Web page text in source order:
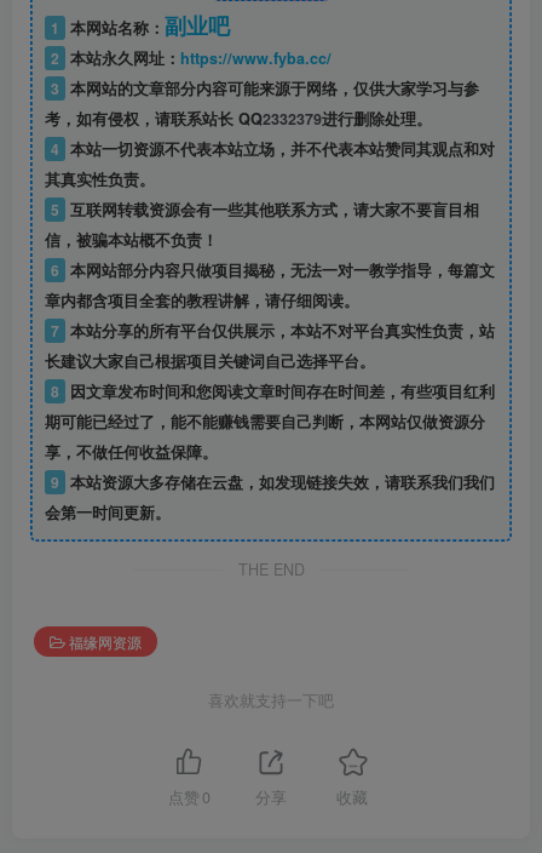
1 本网站名称： 副业吧
2 本站永久网址： https://www.fyba.cc/
3 本网站的文章部分内容可能来源于网络，仅供大家学习与参
考，如有侵权，请联系站长 QQ2332379进行删除处理。
4 本站一切资源不代表本站立场，并不代表本站赞同其观点和对
其真实性负责。
5 互联网转载资源会有一些其他联系方式，请大家不要盲目相
信，被骗本站概不负责！
6 本网站部分内容只做项目揭秘，无法一对一教学指导，每篇文
章内都含项目全套的教程讲解，请仔细阅读。
7 本站分享的所有平台仅供展示，本站不对平台真实性负责，站
长建议大家自己根据项目关键词自己选择平台。
8
因文章发布时间和您阅读文章时间存在时间差，有些项目红利
期可能已经过了，能不能赚钱需要自己判断，本网站仅做资源分
享，不做任何收益保障。
9 本站资源大多存储在云盘，如发现链接失效，请联系我们我们
会第一时间更新。
THE END
福缘网资源
喜欢就支持一下吧
点赞 0 分享 收藏